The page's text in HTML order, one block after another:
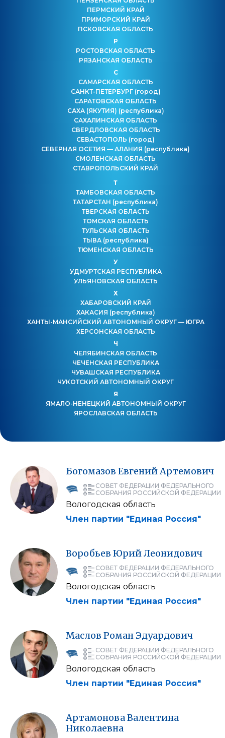
ПЕРМСКИЙ КРАЙ
ПРИМОРСКИЙ КРАЙ
ПСКОВСКАЯ ОБЛАСТЬ
Р
РОСТОВСКАЯ ОБЛАСТЬ
РЯЗАНСКАЯ ОБЛАСТЬ
С
САМАРСКАЯ ОБЛАСТЬ
САНКТ-ПЕТЕРБУРГ (город)
САРАТОВСКАЯ ОБЛАСТЬ
САХА (ЯКУТИЯ) (республика)
САХАЛИНСКАЯ ОБЛАСТЬ
СВЕРДЛОВСКАЯ ОБЛАСТЬ
СЕВАСТОПОЛЬ (город)
СЕВЕРНАЯ ОСЕТИЯ — АЛАНИЯ (республика)
СМОЛЕНСКАЯ ОБЛАСТЬ
СТАВРОПОЛЬСКИЙ КРАЙ
Т
ТАМБОВСКАЯ ОБЛАСТЬ
ТАТАРСТАН (республика)
ТВЕРСКАЯ ОБЛАСТЬ
ТОМСКАЯ ОБЛАСТЬ
ТУЛЬСКАЯ ОБЛАСТЬ
ТЫВА (республика)
ТЮМЕНСКАЯ ОБЛАСТЬ
У
УДМУРТСКАЯ РЕСПУБЛИКА
УЛЬЯНОВСКАЯ ОБЛАСТЬ
Х
ХАБАРОВСКИЙ КРАЙ
ХАКАСИЯ (республика)
ХАНТЫ-МАНСИЙСКИЙ АВТОНОМНЫЙ ОКРУГ — ЮГРА
ХЕРСОНСКАЯ ОБЛАСТЬ
Ч
ЧЕЛЯБИНСКАЯ ОБЛАСТЬ
ЧЕЧЕНСКАЯ РЕСПУБЛИКА
ЧУВАШСКАЯ РЕСПУБЛИКА
ЧУКОТСКИЙ АВТОНОМНЫЙ ОКРУГ
Я
ЯМАЛО-НЕНЕЦКИЙ АВТОНОМНЫЙ ОКРУГ
ЯРОСЛАВСКАЯ ОБЛАСТЬ
Богомазов Евгений Артемович
СОВЕТ ФЕДЕРАЦИИ ФЕДЕРАЛЬНОГО
СОБРАНИЯ РОССИЙСКОЙ ФЕДЕРАЦИИ
Вологодская область
Член партии "Единая Россия"
Воробьев ЮрийЛеонидович
СОВЕТ ФЕДЕРАЦИИ ФЕДЕРАЛЬНОГО
СОБРАНИЯ РОССИЙСКОЙ ФЕДЕРАЦИИ
Вологодская область
Член партии "Единая Россия"
Маслов Роман Эдуардович
СОВЕТ ФЕДЕРАЦИИ ФЕДЕРАЛЬНОГО
СОБРАНИЯ РОССИЙСКОЙ ФЕДЕРАЦИИ
Вологодская область
Член партии "Единая Россия"
Артамонова Валентина
Николаевна